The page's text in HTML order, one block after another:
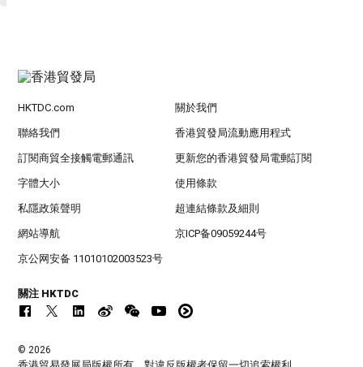
HKTDC.com 關於我們
聯絡我們 香港貿發局流動應用程式
訂閱商貿全接觸電郵通訊 更新您的香港貿發局電郵訂閱
字體大小 使用條款
私隱政策聲明 超連結條款及細則
網站導航 京ICP备09059244号
京公网安备 11010102003523号
關注 HKTDC
© 2026